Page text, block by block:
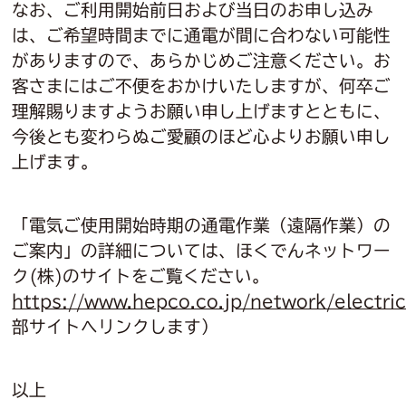
なお、ご利用開始前日および当日のお申し込み
は、ご希望時間までに通電が間に合わない可能性
がありますので、あらかじめご注意ください。お
客さまにはご不便をおかけいたしますが、何卒ご
理解賜りますようお願い申し上げますとともに、
今後とも変わらぬご愛顧のほど心よりお願い申し
上げます。
「電気ご使用開始時期の通電作業（遠隔作業）の
ご案内」の詳細については、ほくでんネットワー
ク(株)のサイトをご覧ください。
https://www.hepco.co.jp/network/
部サイトへリンクします）
以上